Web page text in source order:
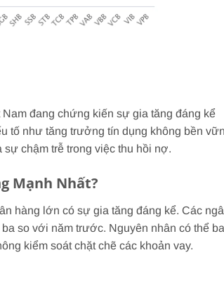
đang chứng kiến sự gia tăng đáng kể
tố như tăng trưởng tín dụng không bền
chậm trễ trong việc thu hồi nợ.
Mạnh Nhất?
hàng lớn có sự gia tăng đáng kể. Các
so với năm trước. Nguyên nhân có thể
kiểm soát chặt chẽ các khoản vay.